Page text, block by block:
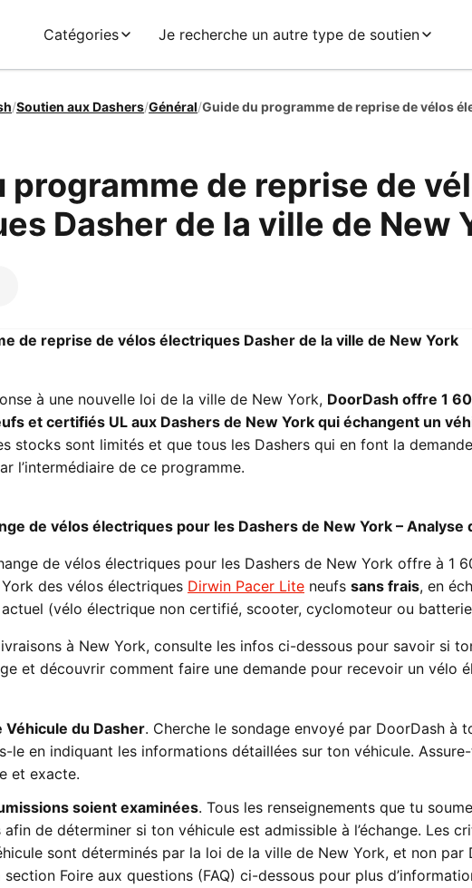
Catégories Je recherche un autre type de soutien
/Soutien aux Dashers/Général/
programme de reprise de
Dasher de la ville de New
de reprise de vélos électriques Dasher de la ville de New York
à une nouvelle loi de la ville de New York, DoorDash offre 1
et certifiés UL aux Dashers de New York qui échangent un
stocks sont limités et que tous les Dashers qui en font la
l’intermédiaire de ce programme.
de vélos électriques pour les Dashers de New York – Analyse
de vélos électriques pour les Dashers de New York offre à 1
des vélos électriques Dirwin Pacer Lite neufs sans frais, en
(vélo électrique non certifié, scooter, cyclomoteur ou
à New York, consulte les infos ci-dessous pour savoir si
et découvrir comment faire une demande pour recevoir un vélo
Véhicule du Dasher. Cherche le sondage envoyé par DoorDash à
le en indiquant les informations détaillées sur ton véhicule.
et exacte.
soient examinées. Tous les renseignements que tu
de déterminer si ton véhicule est admissible à l’échange. Les
sont déterminés par la loi de la ville de New York, et non par
Foire aux questions (FAQ) ci-dessous pour plus